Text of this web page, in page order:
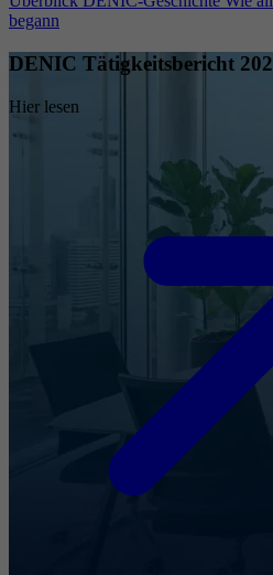
begann
DENIC Tätigkeitsbericht
Hier lesen